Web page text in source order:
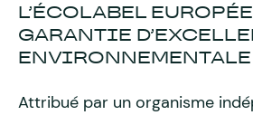
L’ÉCOLABEL
GARANTIE
ENVIRONNEMENTALE
Attribué par un organisme